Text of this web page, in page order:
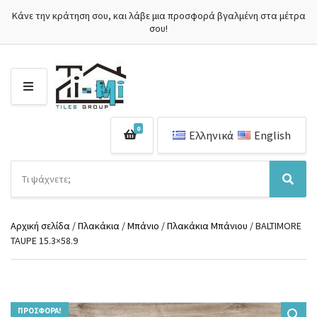
Κάνε την κράτηση σου, και λάβε μια προσφορά βγαλμένη στα μέτρα
σου!
Μ
Ε
ν
μ
α
κ
α
ή
τ
Α
ν
ζ
τ
0 Ελληνικά English
Αρχική σελίδα /Πλακάκια /Μπάνιο /Πλακάκια Μπάνιου / BALTIMORE
TAUPE 15.3×58.9
ΠΡΟΣΦΟΡΆ!